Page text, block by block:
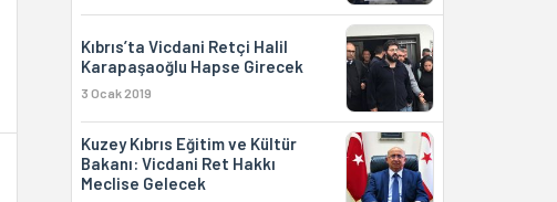
Kıbrıs’ta Vicdani Retçi Halil
Karapaşaoğlu Hapse Girecek
3 Ocak 2019
Kuzey Kıbrıs Eğitim ve Kültür
Bakanı: Vicdani Ret Hakkı
Meclise Gelecek